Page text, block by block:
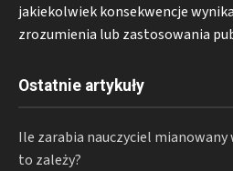
jakiekolwiek konsekwencje
zrozumienia lub zastosowania
Ostatnie artykuły
Ile zarabia nauczyciel mianowany
to zależy?